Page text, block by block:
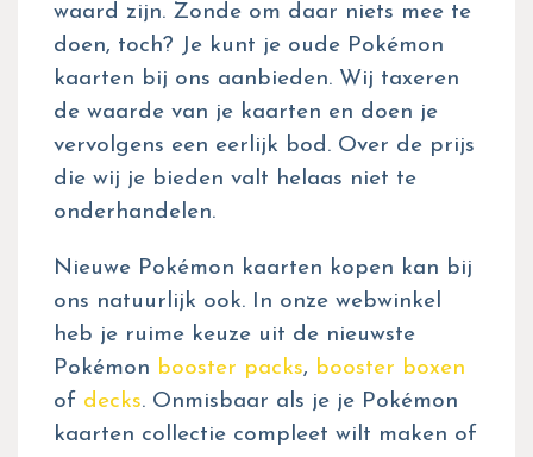
waard zijn. Zonde om daar niets mee te
doen, toch? Je kunt je oude Pokémon
kaarten bij ons aanbieden. Wij taxeren
de waarde van je kaarten en doen je
vervolgens een eerlijk bod. Over de prijs
die wij je bieden valt helaas niet te
onderhandelen.
Nieuwe Pokémon kaarten kopen kan bij
ons natuurlijk ook. In onze webwinkel
heb je ruime keuze uit de nieuwste
Pokémon booster packs, booster boxen
of decks. Onmisbaar als je je Pokémon
kaarten collectie compleet wilt maken of